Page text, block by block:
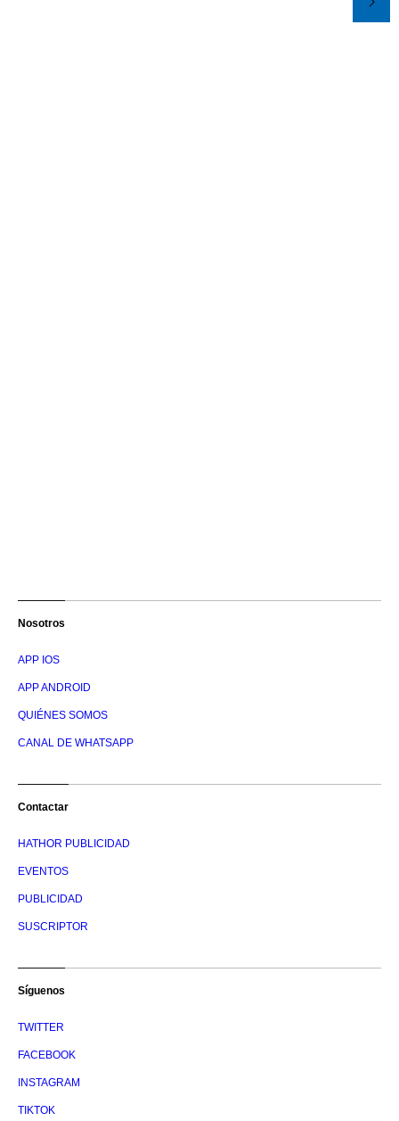
Nosotros
APP IOS
APP ANDROID
QUIÉNES SOMOS
CANAL DE WHATSAPP
Contactar
HATHOR PUBLICIDAD
EVENTOS
PUBLICIDAD
SUSCRIPTOR
Síguenos
TWITTER
FACEBOOK
INSTAGRAM
TIKTOK